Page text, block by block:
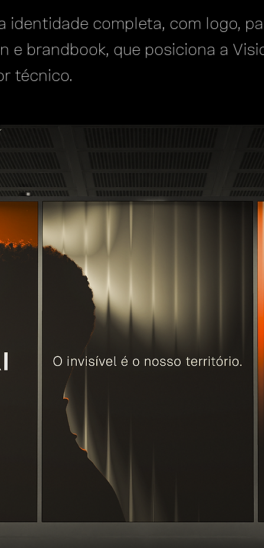
identidade completa, com logo,
e brandbook, que posiciona a
técnico.